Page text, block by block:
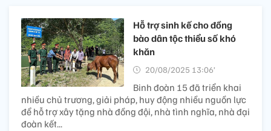
Hỗ trợ sinh kế cho đồng
bào dân tộc thiểu số khó
khăn
20/08/2025 13:06’
Binh đoàn 15 đã triển khai
nhiều chủ trương, giải pháp, huy động nhiều nguồn lực
để hỗ trợ xây tặng nhà đồng đội, nhà tình nghĩa, nhà đại
đoàn kết...